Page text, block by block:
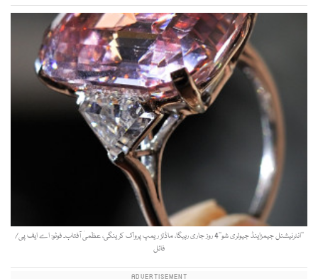
’’انٹرنیشنل جیمزاینڈ جیولری شو‘‘4 روز جاری رہیگا، ماڈلز ریمپ پرواک کرینگی، عظمیٰ آفتاب۔ فوٹو: اے ایف پی/
فائل